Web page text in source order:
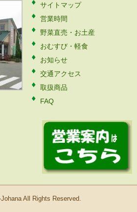
サイトマップ
営業時間
野菜直売・お土産
おむすび・軽食
お知らせ
交通アクセス
取扱商品
FAQ
All Rights Reserved.